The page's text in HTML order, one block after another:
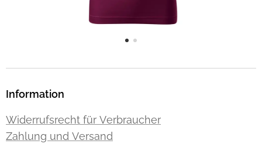
Information
Widerrufsrecht für Verbraucher
Zahlung und Versand